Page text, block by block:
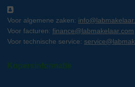
Voor algemene zaken:
Voor facturen: finance@labmakelaar.com
Voor technische service:
Kopersinformatie